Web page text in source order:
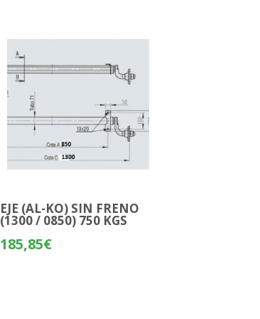
EJE (AL-KO) SIN FRENO
(1300 / 0850) 750 KGS
185,85€